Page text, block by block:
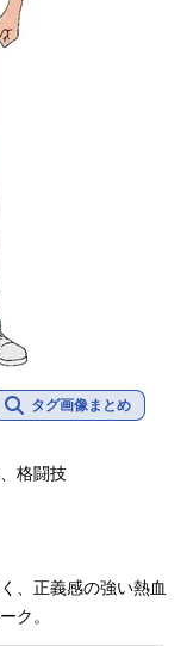
タグ画像まとめ
格闘技
、正義感の強い熱血
ク。